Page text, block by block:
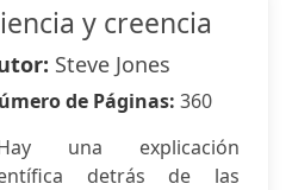
y creencia
Steve Jones
de Páginas: 360
una explicación
detrás de las